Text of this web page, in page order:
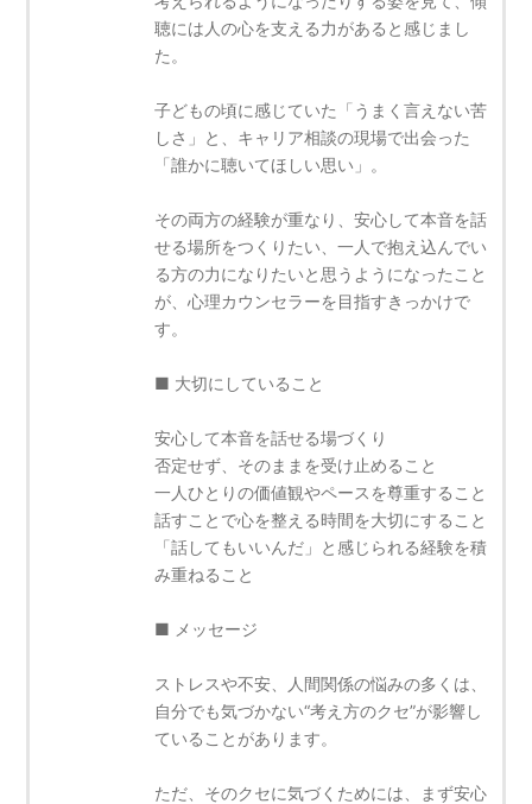
聴には人の心を支える力があると感じまし
た。
子どもの頃に感じていた「うまく言えない苦
しさ」と、キャリア相談の現場で出会った
「誰かに聴いてほしい思い」。
その両方の経験が重なり、安心して本音を話
せる場所をつくりたい、一人で抱え込んでい
る方の力になりたいと思うようになったこと
が、心理カウンセラーを目指すきっかけで
す。
■ 大切にしていること
安心して本音を話せる場づくり
否定せず、そのままを受け止めること
一人ひとりの価値観やペースを尊重すること
話すことで心を整える時間を大切にすること
「話してもいいんだ」と感じられる経験を積
み重ねること
■ メッセージ
ストレスや不安、人間関係の悩みの多くは、
自分でも気づかない“考え方のクセ”が影響し
ていることがあります。
ただ、そのクセに気づくためには、まず安心